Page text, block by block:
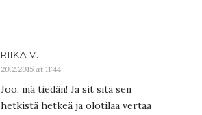
RIIKA V.
20.2.2015 at 11:44
Joo, mä tiedän! Ja sit sitä sen
hetkistä hetkeä ja olotilaa vertaa